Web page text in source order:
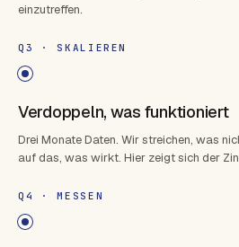
einzutreffen.
Q3 · SKALIEREN
Verdoppeln, was funktioniert
Drei Monate Daten. Wir streichen, was
auf das, was wirkt. Hier zeigt sich der
Q4 · MESSEN